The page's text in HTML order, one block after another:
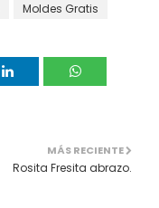
Moldes Gratis
MÁS RECIENTE
Rosita Fresita abrazo.